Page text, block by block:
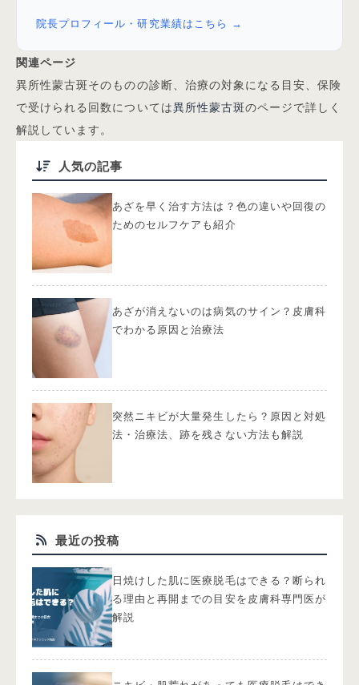
院長プロフィール・研究業績はこちら →
関連ページ
異所性蒙古斑そのものの診断、治療の対象になる目安、保険
で受けられる回数については異所性蒙古斑のページで詳しく
解説しています。
人気の記事
あざを早く治す方法は？色の違いや回復の
ためのセルフケアも紹介
あざが消えないのは病気のサイン？皮膚科
でわかる原因と治療法
突然ニキビが大量発生したら？原因と対処
法・治療法、跡を残さない方法も解説
最近の投稿
日焼けした肌に医療脱毛はできる？断られ
る理由と再開までの目安を皮膚科専門医が
解説